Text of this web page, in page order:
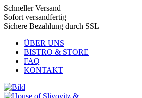
Schneller Versand
Sofort versandfertig
Sichere Bezahlung durch SSL
ÜBER UNS
BISTRO & STORE
FAQ
KONTAKT